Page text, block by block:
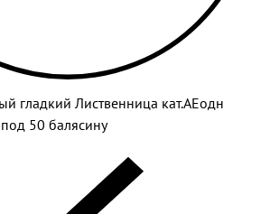
гладкий Лиственница кат.АЕодн
50 балясину